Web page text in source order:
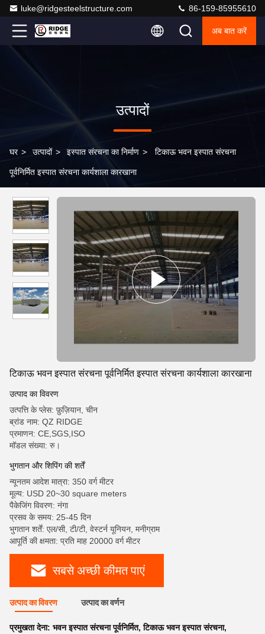
luke@ridgesteelstructure.com 86-159-85955610
अब बात करें
उत्पादों
घर > उत्पादों > इस्पात संरचना का निर्माण > टिकाऊ भवन इस्पात संरचना
पूर्वनिर्मित इस्पात संरचना कार्यशाला कारखाना
टिकाऊ भवन इस्पात संरचना पूर्वनिर्मित इस्पात संरचना कार्यशाला कारखाना
उत्पाद का विवरण
उत्पत्ति के प्लेस: फ़ुज़ियान, चीन
ब्रांड नाम: QZ RIDGE
प्रमाणन: CE,SGS,ISO
मॉडल संख्या: रु।
भुगतान और शिपिंग की शर्तें
न्यूनतम आदेश मात्रा: 350 वर्ग मीटर
मूल्य: USD 20~30 square meters
पैकेजिंग विवरण: नंगा
प्रसव के समय: 25-45 दिन
भुगतान शर्तें: एल/सी, टी/टी, वेस्टर्न यूनियन, मनीग्राम
आपूर्ति की क्षमता: प्रति माह 20000 वर्ग मीटर
सबसे अच्छी कीमत पाएं
उत्पाद का विवरण उत्पाद का वर्णन
प्रमुखता देना: भवन इस्पात संरचना पूर्वनिर्मित,टिकाऊ भवन इस्पात संरचना,